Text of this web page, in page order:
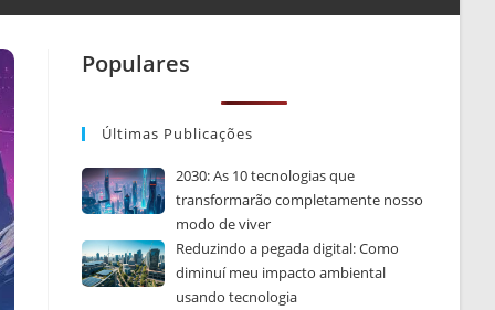
Populares
Últimas Publicações
2030: As 10 tecnologias que
transformarão completamente nosso
modo de viver
Reduzindo a pegada digital: Como
diminuí meu impacto ambiental
usando tecnologia